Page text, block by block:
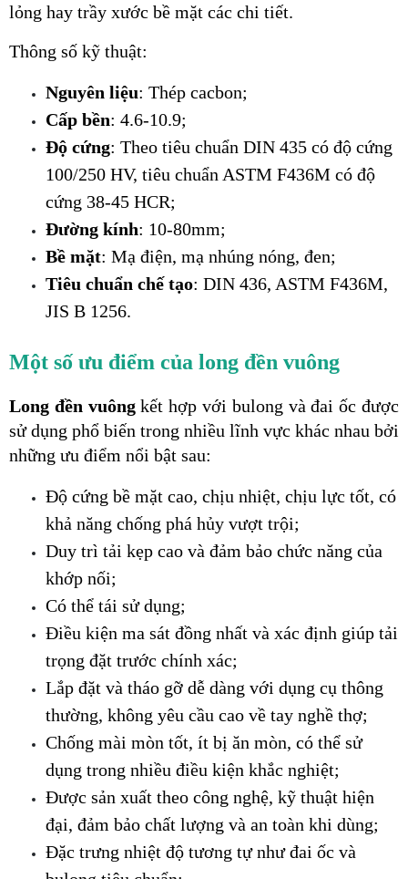
lỏng hay trầy xước bề mặt các chi tiết.
Thông số kỹ thuật:
Nguyên liệu: Thép cacbon;
Cấp bền: 4.6-10.9;
Độ cứng: Theo tiêu chuẩn DIN 435 có độ cứng
100/250 HV, tiêu chuẩn ASTM F436M có độ
cứng 38-45 HCR;
Đường kính: 10-80mm;
Bề mặt: Mạ điện, mạ nhúng nóng, đen;
Tiêu chuẩn chế tạo: DIN 436, ASTM F436M,
JIS B 1256.
Một số ưu điểm của long đền vuông
Long đền vuông kết hợp với bulong và đai ốc được
sử dụng phổ biến trong nhiều lĩnh vực khác nhau bởi
những ưu điểm nổi bật sau:
Độ cứng bề mặt cao, chịu nhiệt, chịu lực tốt, có
khả năng chống phá hủy vượt trội;
Duy trì tải kẹp cao và đảm bảo chức năng của
khớp nối;
Có thể tái sử dụng;
Điều kiện ma sát đồng nhất và xác định giúp tải
trọng đặt trước chính xác;
Lắp đặt và tháo gỡ dễ dàng với dụng cụ thông
thường, không yêu cầu cao về tay nghề thợ;
Chống mài mòn tốt, ít bị ăn mòn, có thể sử
dụng trong nhiều điều kiện khắc nghiệt;
Được sản xuất theo công nghệ, kỹ thuật hiện
đại, đảm bảo chất lượng và an toàn khi dùng;
Đặc trưng nhiệt độ tương tự như đai ốc và